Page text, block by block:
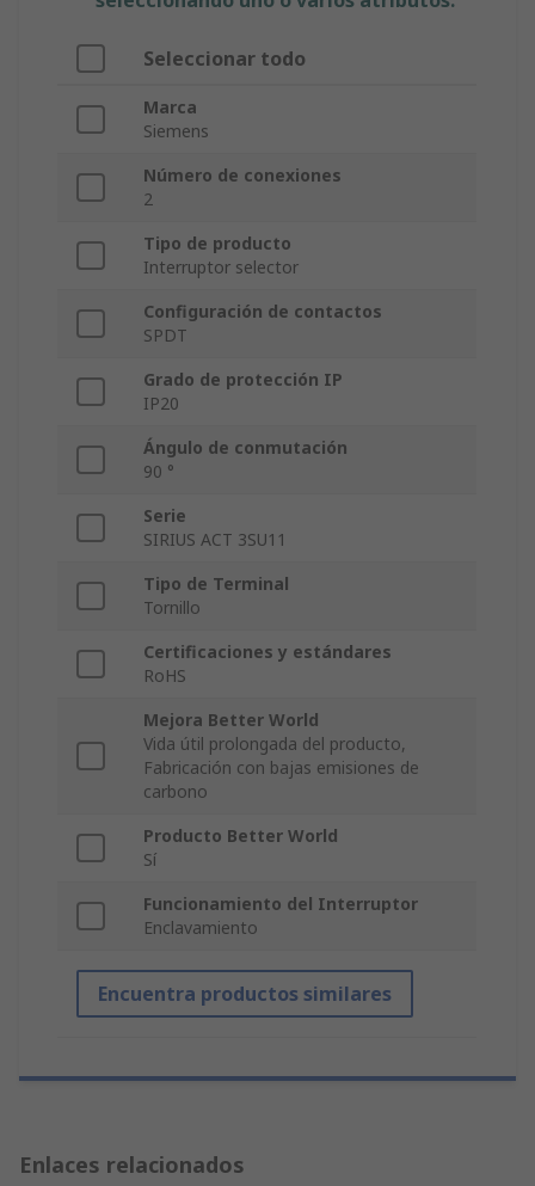
Seleccionar todo
Marca
Siemens
Número de conexiones
2
Tipo de producto
Interruptor selector
Configuración de contactos
SPDT
Grado de protección IP
IP20
Ángulo de conmutación
90 °
Serie
SIRIUS ACT 3SU11
Tipo de Terminal
Tornillo
Certificaciones y estándares
RoHS
Mejora Better World
Vida útil prolongada del producto,
Fabricación con bajas emisiones de
carbono
Producto Better World
Sí
Funcionamiento del Interruptor
Enclavamiento
Encuentra productos similares
Enlaces relacionados